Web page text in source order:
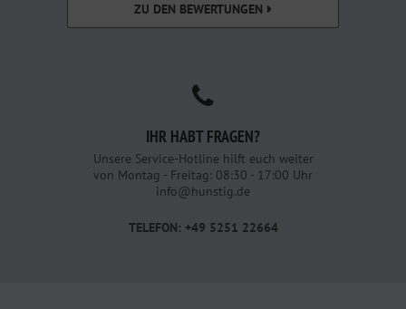
ZU DEN BEWERTUNGEN
IHR HABT FRAGEN?
Unsere Service-Hotline hilft euch weiter
von Montag - Freitag: 08:30 - 17:00 Uhr
info@hunstig.de
TELEFON: +49 5251 22664